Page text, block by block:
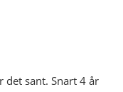
det sant. Snart 4 år